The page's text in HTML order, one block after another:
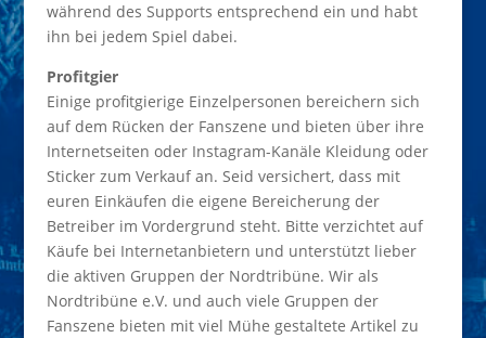
während des Supports entsprechend ein und habt
ihn bei jedem Spiel dabei.
Profitgier
Einige profitgierige Einzelpersonen bereichern sich
auf dem Rücken der Fanszene und bieten über ihre
Internetseiten oder Instagram-Kanäle Kleidung oder
Sticker zum Verkauf an. Seid versichert, dass mit
euren Einkäufen die eigene Bereicherung der
Betreiber im Vordergrund steht. Bitte verzichtet auf
Käufe bei Internetanbietern und unterstützt lieber
die aktiven Gruppen der Nordtribüne. Wir als
Nordtribüne e.V. und auch viele Gruppen der
Fanszene bieten mit viel Mühe gestaltete Artikel zu